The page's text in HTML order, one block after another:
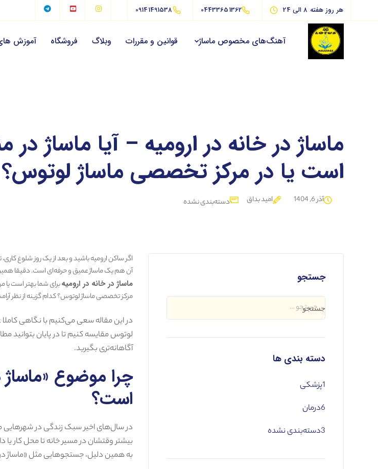
09141491538 04433651362 هر روز هفته 8 الی 24
آموزش فروشگاه وبلاگ قوانین و مقررات آهنگ‌های مخصوص ماساژ
ماساژ در خانه در ارومیه – آیا ماساژ در
است یا در مرکز تخصصی ماساژ لوتوس؟
آذر 6, 1404 امید بداق دسته‌بندی نشده
اگر ساکن ارومیه باشید و بعد از یک روز شلوغ
آن هم یک ماساژ عمیق و حرفه‌ای است. دقیقا
ماساژ در خانه در ارومیهبرای شما بهتر است یا
مرکز تخصصی ماساژ لوتوس؟ کدام گزینه از نظر
در این مقاله سعی می‌کنیم با نگاهی کاملا
لوتوس مقایسه کنیم تا در پایان بتوانید
آگاهانه‌تری بگیرید.
چرا موضوع «ماساژ
است؟
در سال‌های اخیر سبک زندگی در شهرهایی
بیشتر وقتشان در مسیر خانه تا محل کار
به همین دلیل، جستجوهایی مثل «ماساژ در
جستجو
دسته بندی ها
پزشکی1
درمان6
دسته‌بندی نشده3